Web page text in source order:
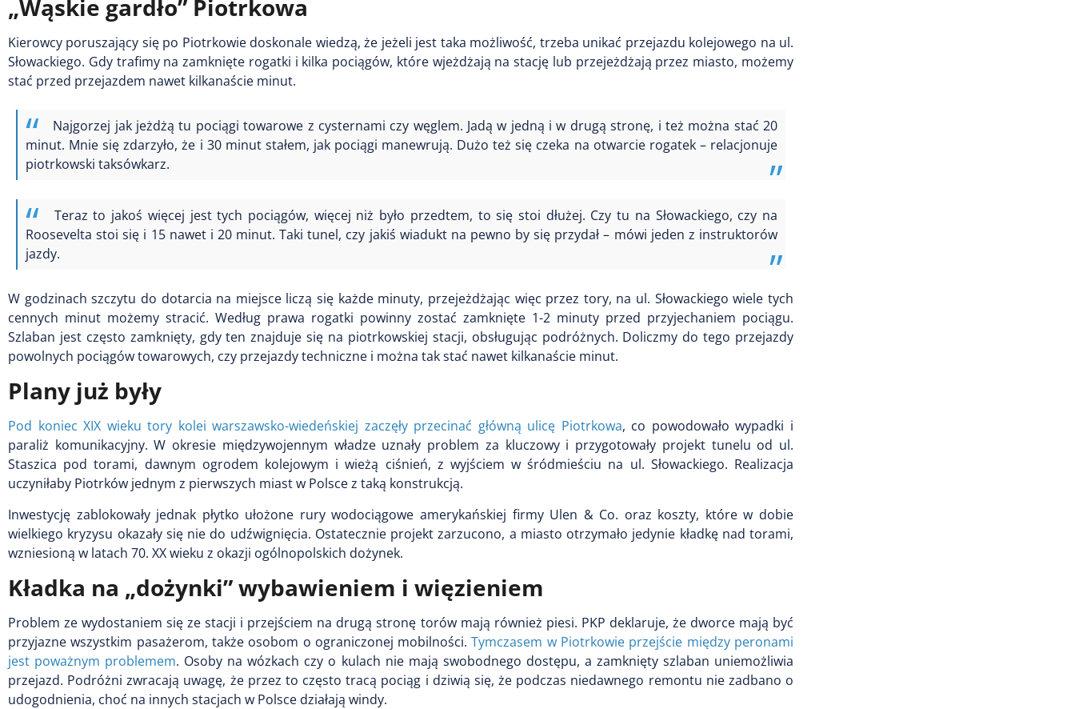
„Wąskie gardło” Piotrkowa
Kierowcy poruszający się po Piotrkowie doskonale wiedzą, że jeżeli jest taka możliwość, trzeba unikać przejazdu kolejowego na ul.
Słowackiego. Gdy trafimy na zamknięte rogatki i kilka pociągów, które wjeżdżają na stację lub przejeżdżają przez miasto, możemy
stać przed przejazdem nawet kilkanaście minut.
Najgorzej jak jeżdżą tu pociągi towarowe z cysternami czy węglem. Jadą w jedną i w drugą stronę, i też można stać 20
minut. Mnie się zdarzyło, że i 30 minut stałem, jak pociągi manewrują. Dużo też się czeka na otwarcie rogatek – relacjonuje
piotrkowski taksówkarz.
Teraz to jakoś więcej jest tych pociągów, więcej niż było przedtem, to się stoi dłużej. Czy tu na Słowackiego, czy na
Roosevelta stoi się i 15 nawet i 20 minut. Taki tunel, czy jakiś wiadukt na pewno by się przydał – mówi jeden z instruktorów
jazdy.
W godzinach szczytu do dotarcia na miejsce liczą się każde minuty, przejeżdżając więc przez tory, na ul. Słowackiego wiele tych
cennych minut możemy stracić. Według prawa rogatki powinny zostać zamknięte 1-2 minuty przed przyjechaniem pociągu.
Szlaban jest często zamknięty, gdy ten znajduje się na piotrkowskiej stacji, obsługując podróżnych. Doliczmy do tego przejazdy
powolnych pociągów towarowych, czy przejazdy techniczne i można tak stać nawet kilkanaście minut.
Plany już były
Pod koniec XIX wieku tory kolei warszawsko-wiedeńskiej zaczęły przecinać główną ulicę Piotrkowa, co powodowało wypadki i
paraliż komunikacyjny. W okresie międzywojennym władze uznały problem za kluczowy i przygotowały projekt tunelu od ul.
Staszica pod torami, dawnym ogrodem kolejowym i wieżą ciśnień, z wyjściem w śródmieściu na ul. Słowackiego. Realizacja
uczyniłaby Piotrków jednym z pierwszych miast w Polsce z taką konstrukcją.
Inwestycję zablokowały jednak płytko ułożone rury wodociągowe amerykańskiej firmy Ulen & Co. oraz koszty, które w dobie
wielkiego kryzysu okazały się nie do udźwignięcia. Ostatecznie projekt zarzucono, a miasto otrzymało jedynie kładkę nad torami,
wzniesioną w latach 70. XX wieku z okazji ogólnopolskich dożynek.
Kładka na „dożynki” wybawieniem i więzieniem
Problem ze wydostaniem się ze stacji i przejściem na drugą stronę torów mają również piesi. PKP deklaruje, że dworce mają być
przyjazne wszystkim pasażerom, także osobom o ograniczonej mobilności. Tymczasem w Piotrkowie przejście między peronami
jest poważnym problemem. Osoby na wózkach czy o kulach nie mają swobodnego dostępu, a zamknięty szlaban uniemożliwia
przejazd. Podróżni zwracają uwagę, że przez to często tracą pociąg i dziwią się, że podczas niedawnego remontu nie zadbano o
udogodnienia, choć na innych stacjach w Polsce działają windy.